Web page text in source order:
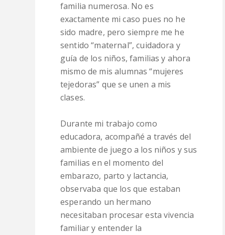
familia numerosa. No es
exactamente mi caso pues no he
sido madre, pero siempre me he
sentido “maternal”, cuidadora y
guía de los niños, familias y ahora
mismo de mis alumnas “mujeres
tejedoras” que se unen a mis
clases.
Durante mi trabajo como
educadora, acompañé a través del
ambiente de juego a los niños y sus
familias en el momento del
embarazo, parto y lactancia,
observaba que los que estaban
esperando un hermano
necesitaban procesar esta vivencia
familiar y entender la